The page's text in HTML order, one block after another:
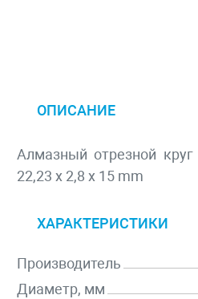
ОПИСАНИЕ
Алмазный отрезной
22,23 x 2,8 x 15 mm
ХАРАКТЕРИСТИКИ
Производитель
Диаметр, мм